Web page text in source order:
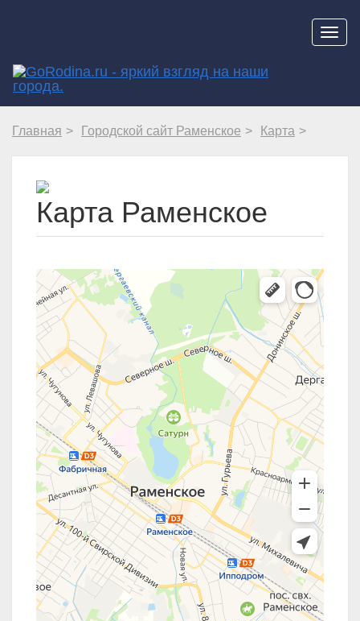
Главная Городской сайт Раменское Карта
Карта Раменское